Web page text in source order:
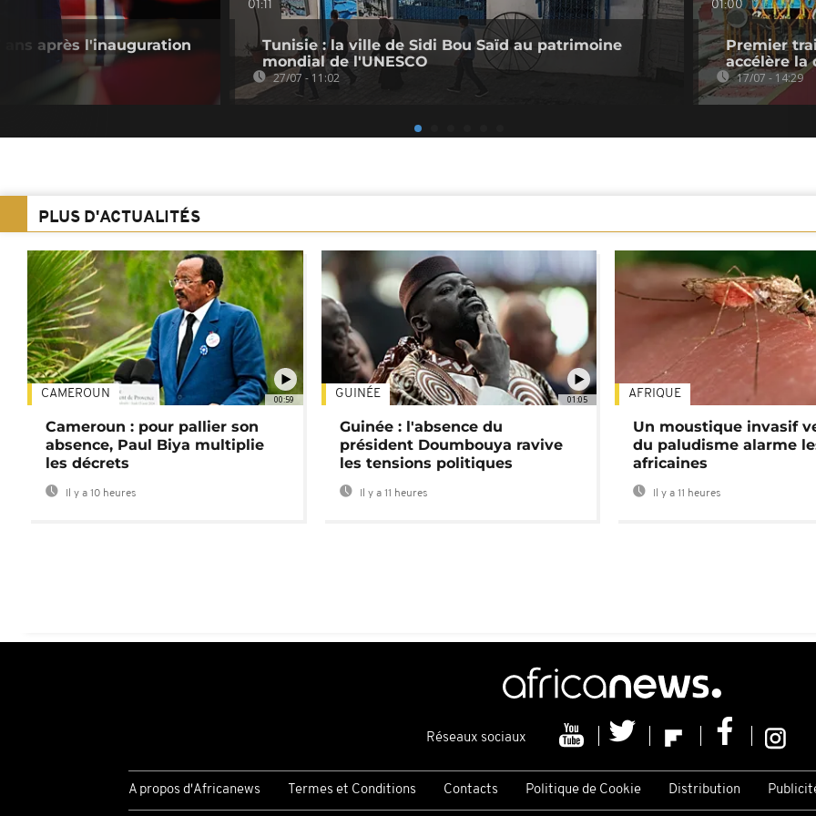
après l'inauguration
01:11
Tunisie : la ville de Sidi Bou Saïd au patrimoine
mondial de l'UNESCO
27/07 - 11:02
01:00
Premier
accélère la
17/07 - 14:29
PLUS D'ACTUALITÉS
00:59
CAMEROUN
Cameroun : pour pallier son
absence, Paul Biya multiplie
les décrets
Il y a 10 heures
01:05
GUINÉE
Guinée : l'absence du
président Doumbouya ravive
les tensions politiques
Il y a 11 heures
AFRIQUE
Un moustique invasif
du paludisme alarme
africaines
Il y a 11 heures
Réseaux sociaux
A propos d'Africanews Termes et Conditions Contacts Politique de Cookie Distribution